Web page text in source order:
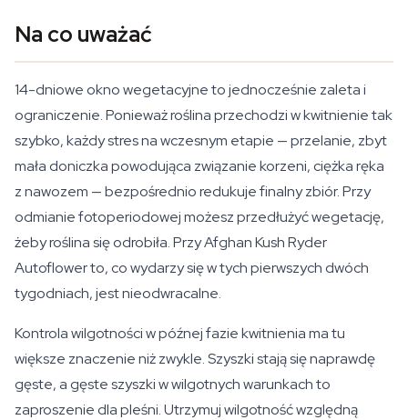
Na co uważać
14-dniowe okno wegetacyjne to jednocześnie zaleta i
ograniczenie. Ponieważ roślina przechodzi w kwitnienie tak
szybko, każdy stres na wczesnym etapie — przelanie, zbyt
mała doniczka powodująca związanie korzeni, ciężka ręka
z nawozem — bezpośrednio redukuje finalny zbiór. Przy
odmianie fotoperiodowej możesz przedłużyć wegetację,
żeby roślina się odrobiła. Przy Afghan Kush Ryder
Autoflower to, co wydarzy się w tych pierwszych dwóch
tygodniach, jest nieodwracalne.
Kontrola wilgotności w późnej fazie kwitnienia ma tu
większe znaczenie niż zwykle. Szyszki stają się naprawdę
gęste, a gęste szyszki w wilgotnych warunkach to
zaproszenie dla pleśni. Utrzymuj wilgotność względną